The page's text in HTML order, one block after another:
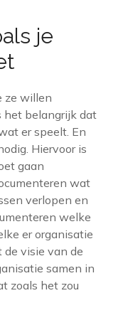
je
ze willen
het belangrijk dat
er speelt. En
Hiervoor is
gaan
wat
verlopen en
welke
er organisatie
de visie van de
samen in
zoals het zou